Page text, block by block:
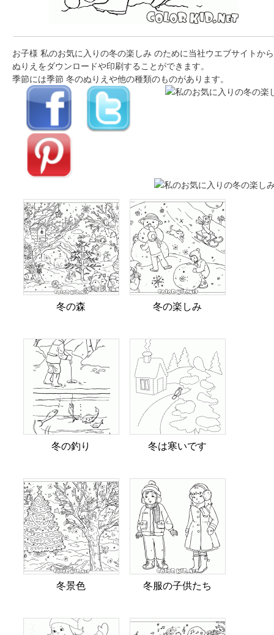
お子様 私のお気に入りの冬の楽しみ のために当社ウエブサイトから
ぬりえをダウンロードや印刷することができます。
季節には季節 冬のぬりえや他の種類のものがあります。
冬の森 冬の楽しみ
冬の釣り 冬は寒いです
冬景色 冬服の子供たち